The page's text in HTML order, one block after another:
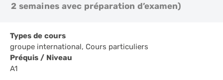
2 semaines avec préparation d’examen)
Types de cours
groupe international, Cours particuliers
Préquis / Niveau
A1